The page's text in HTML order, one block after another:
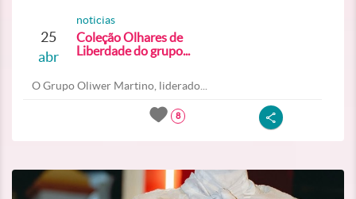
25
abr
noticias
Coleção Olhares de
Liberdade do grupo...
O Grupo Oliwer Martino, liderado...
8